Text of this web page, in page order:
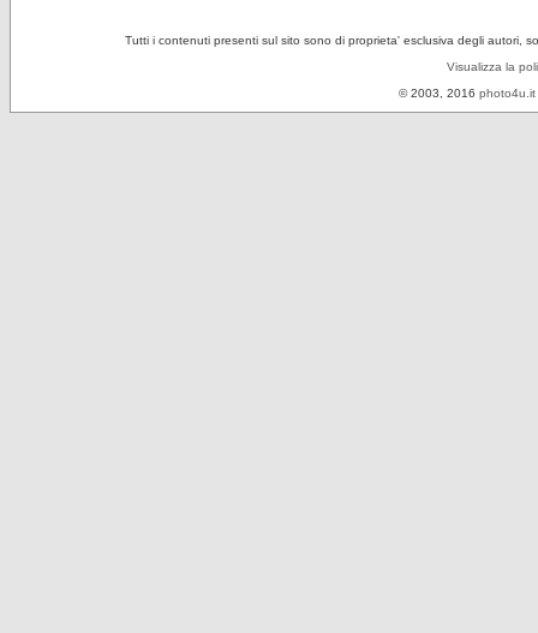
Tutti i contenuti presenti sul sito sono di proprieta' esclusiva degli autori,
Visualizza la
© 2003, 2016 photo4u.it